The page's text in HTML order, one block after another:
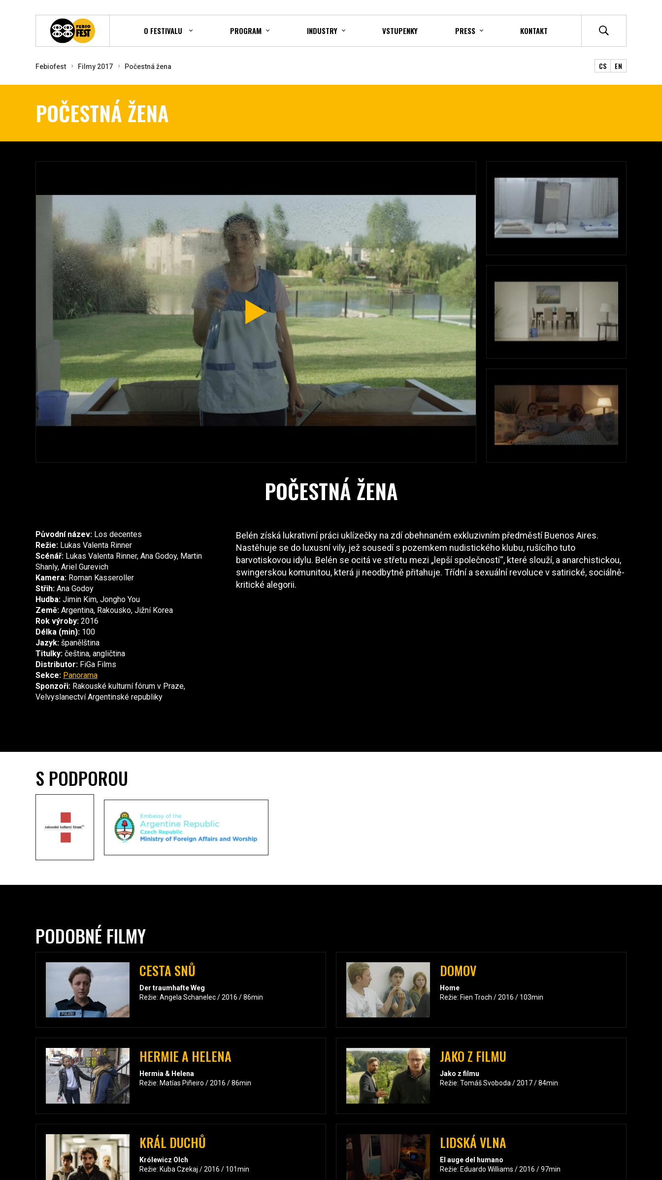
O FESTIVALU PROGRAM INDUSTRY VSTUPENKY PRESS KONTAKT
Febiofest Filmy 2017 Počestná žena CS EN
POČESTNÁ ŽENA
POČESTNÁ ŽENA
Původní název: Los decentes
Režie: Lukas Valenta Rinner
Scénář: Lukas Valenta Rinner, Ana Godoy, Martin
Shanly, Ariel Gurevich
Kamera: Roman Kasseroller
Střih: Ana Godoy
Hudba: Jimin Kim, Jongho You
Země: Argentina, Rakousko, Jižní Korea
Rok výroby: 2016
Délka (min): 100
Jazyk: španělština
Titulky: čeština, angličtina
Distributor: FiGa Films
Sekce: Panorama
Sponzoři: Rakouské kulturní fórum v Praze,
Velvyslanectví Argentinské republiky
Belén získá lukrativní práci uklízečky na zdí obehnaném exkluzivním předměstí Buenos Aires.
Nastěhuje se do luxusní vily, jež sousedí s pozemkem nudistického klubu, rušícího tuto
barvotiskovou idylu. Belén se ocitá ve střetu mezi „lepší společností“, které slouží, a anarchistickou,
swingerskou komunitou, která ji neodbytně přitahuje. Třídní a sexuální revoluce v satirické, sociálně-
kritické alegorii.
S PODPOROU
PODOBNÉ FILMY
CESTA SNŮ
Der traumhafte Weg
Režie: Angela Schanelec / 2016 / 86min
DOMOV
Home
Režie: Fien Troch / 2016 / 103min
HERMIE A HELENA
Hermia & Helena
Režie: Matías Piñeiro / 2016 / 86min
JAKO Z FILMU
Jako z filmu
Režie: Tomáš Svoboda / 2017 / 84min
KRÁL DUCHŮ
Królewicz Olch
Režie: Kuba Czekaj / 2016 / 101min
LIDSKÁ VLNA
El auge del humano
Režie: Eduardo Williams / 2016 / 97min